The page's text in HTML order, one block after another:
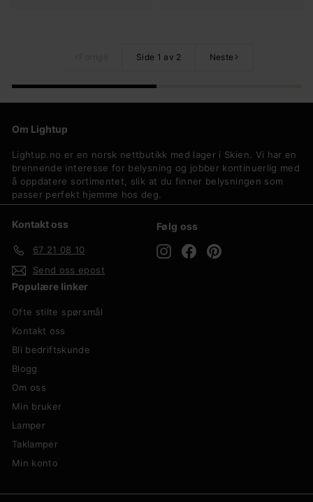
-
,
Side 1 av 2 Neste
Om Lightup
Lightup.no er en norsk nettbutikk med lager i Skien. Vi har en
brennende interesse for belysning og jobber kontinuerlig med
å oppdatere sortimentet, slik at du finner belysningen som
passer perfekt hjemme hos deg.
Kontakt oss
67 21 08 10
Send oss epost
Følg oss
InstagramFacebookPinterest
Populære linker
Ofte stilte spørsmål
Kontakt oss
Bli bedriftskunde
Blogg
Om oss
Min bruker
Lamper
Taklamper
Min konto